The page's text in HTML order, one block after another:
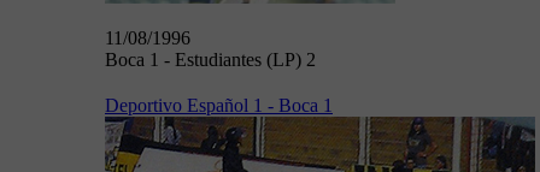
11/08/1996
Boca 1 - Estudiantes (LP) 2
Deportivo Español 1 - Boca 1